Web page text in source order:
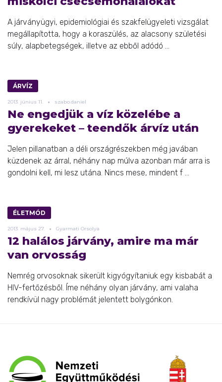
A járványügyi, epidemiológiai és szakfelügyeleti vizsgálat
megállapította, hogy a koraszülés, az alacsony születési
súly, alapbetegségek, illetve az ebből adódó ...
ÁRVÍZ
2013. június 11. szabo.daniel
Ne engedjük a víz közelébe a
gyerekeket – teendők árvíz után
Jelen pillanatban a déli országrészekben még javában
küzdenek az árral, néhány nap múlva azonban már arra is
gondolni kell, mi lesz utána. Nincs mese, mindent f ...
ÉLETMÓD
2013. május 27. Gyarmati Orsolya
12 halálos járvány, amire ma már
van orvosság
Nemrég orvosoknak sikerült kigyógyítaniuk egy kisbabát a
HIV-fertőzésből. Íme néhány olyan járvány, ami valaha
rendkívül nagy problémát jelentett bolygónkon.